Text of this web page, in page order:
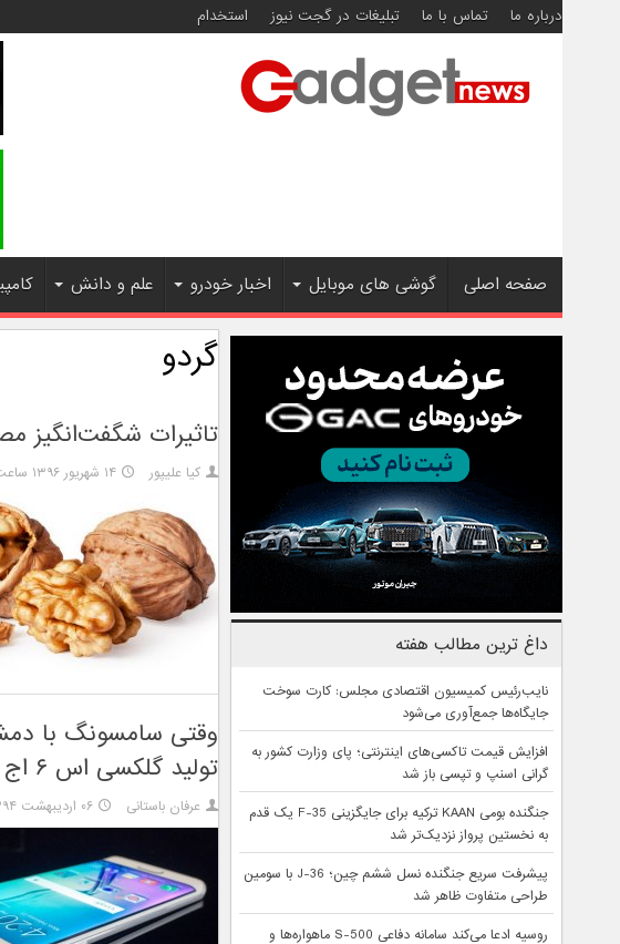
درباره ما تماس با ما تبلیغات در گجت نیوز استخدام
صفحه اصلی گوشی های موبایل اخبار خودرو علم و دانش
گردو
تاثیرات شگفت‌انگیز
کیا علیپور ۱۴ شهریور ۱۳۹۶ ساعت ۱۱:۱۸
وقتی سامسونگ با
تولید گلکسی اس ۶ اج !
عرفان باستانی ۰۶ اردیبهشت ۱۳۹۴ ساعت ۱۸:۵۳
داغ ترین مطالب هفته
نایب‌رئیس کمیسیون اقتصادی مجلس: کارت سوخت
جایگاه‌ها جمع‌آوری می‌شود
افزایش قیمت تاکسی‌های اینترنتی؛ پای وزارت کشور به
گرانی اسنپ و تپسی باز شد
جنگنده بومی KAAN ترکیه برای جایگزینی F-35 یک قدم
به نخستین پرواز نزدیک‌تر شد
پیشرفت سریع جنگنده نسل ششم چین؛ J-36 با سومین
طراحی متفاوت ظاهر شد
روسیه ادعا می‌کند سامانه دفاعی S-500 ماهواره‌ها و